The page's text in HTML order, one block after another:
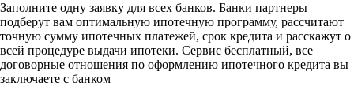
Заполните одну заявку для всех банков. Банки партнеры
подберут вам оптимальную ипотечную программу, рассчитают
точную сумму ипотечных платежей, срок кредита и расскажут о
всей процедуре выдачи ипотеки. Сервис бесплатный, все
договорные отношения по оформлению ипотечного кредита вы
заключаете с банком